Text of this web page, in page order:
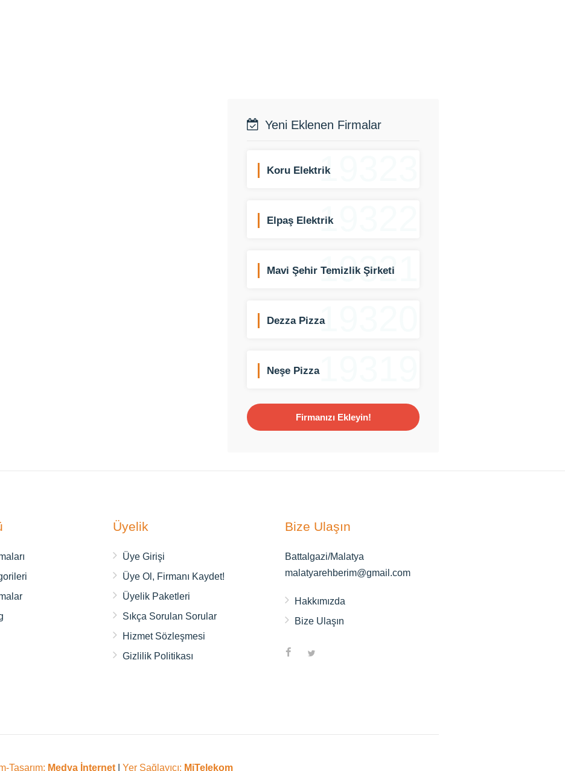
Yeni Eklenen Firmalar
19323
Koru Elektrik
19322
Elpaş Elektrik
19321
Mavi Şehir Temizlik Şirketi
19320
Dezza Pizza
19319
Neşe Pizza
Firmanızı Ekleyin!
Üyelik
Üye Girişi
Üye Ol, Firmanı Kaydet!
Üyelik Paketleri
Sıkça Sorulan Sorular
Hizmet Sözleşmesi
Gizlilik Politikası
Bize Ulaşın
Battalgazi/Malatya
malatyarehberim@gmail.com
Hakkımızda
Bize Ulaşın
Tasarım: Medya İnternet Yer Sağlayıcı: MiTelekom